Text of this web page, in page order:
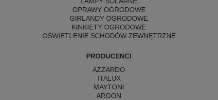
OPRAWY OGRODOWE
GIRLANDY OGRODOWE
KINKIETY OGRODOWE
OŚWIETLENIE SCHODÓW ZEWNĘTRZNE
PRODUCENCI
AZZARDO
ITALUX
MAYTONI
ARGON